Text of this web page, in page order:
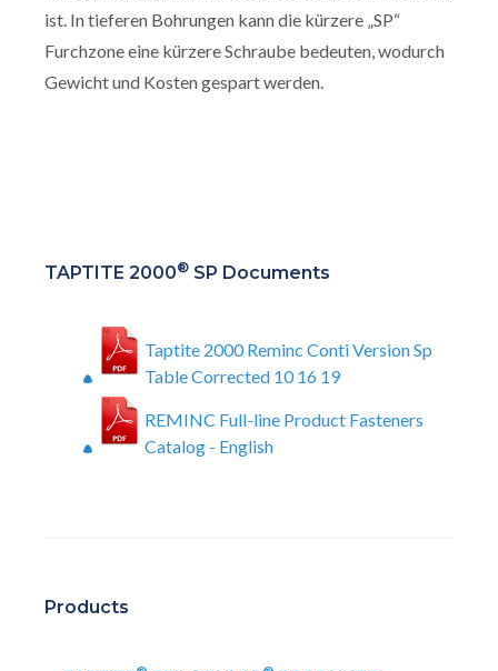
ist. In tieferen Bohrungen kann die kürzere „SP“
Furchzone eine kürzere Schraube bedeuten, wodurch
Gewicht und Kosten gespart werden.
TAPTITE 2000® SP Documents
Taptite 2000 Reminc Conti Version Sp
Table Corrected 10 16 19
REMINC Full-line Product Fasteners
Catalog - English
Products